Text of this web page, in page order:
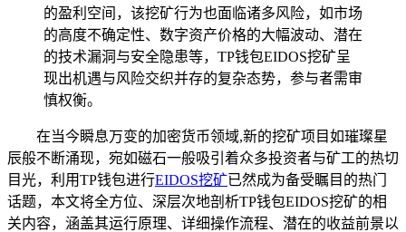
的盈利空间，该挖矿行为也面临诸多风险，如市场
的高度不确定性、数字资产价格的大幅波动、潜在
的技术漏洞与安全隐患等，TP钱包EIDOS挖矿呈
现出机遇与风险交织并存的复杂态势，参与者需审
慎权衡。
在当今瞬息万变的加密货币领域,新的挖矿项目如璀璨星
辰般不断涌现，宛如磁石一般吸引着众多投资者与矿工的热切
目光，利用TP钱包进行EIDOS挖矿已然成为备受瞩目的热门
话题，本文将全方位、深层次地剖析TP钱包EIDOS挖矿的相
关内容，涵盖其运行原理、详细操作流程、潜在的收益前景以